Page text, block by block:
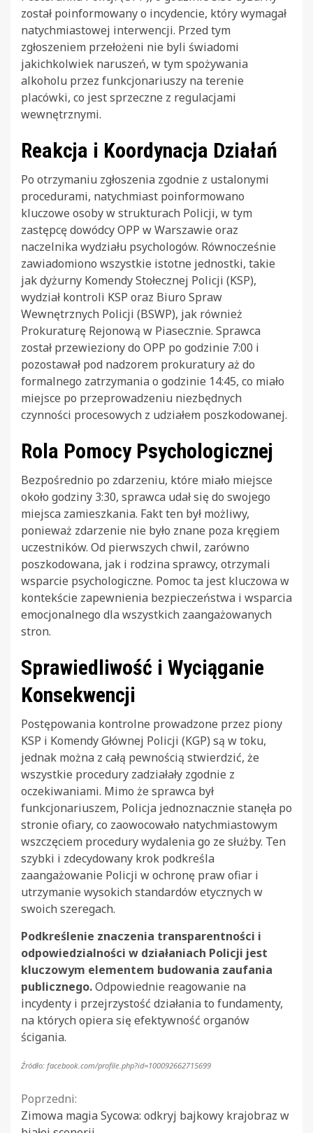
został poinformowany o incydencie, który wymagał
natychmiastowej interwencji. Przed tym
zgłoszeniem przełożeni nie byli świadomi
jakichkolwiek naruszeń, w tym spożywania
alkoholu przez funkcjonariuszy na terenie
placówki, co jest sprzeczne z regulacjami
wewnętrznymi.
Reakcja i Koordynacja Działań
Po otrzymaniu zgłoszenia zgodnie z ustalonymi
procedurami, natychmiast poinformowano
kluczowe osoby w strukturach Policji, w tym
zastępcę dowódcy OPP w Warszawie oraz
naczelnika wydziału psychologów. Równocześnie
zawiadomiono wszystkie istotne jednostki, takie
jak dyżurny Komendy Stołecznej Policji (KSP),
wydział kontroli KSP oraz Biuro Spraw
Wewnętrznych Policji (BSWP), jak również
Prokuraturę Rejonową w Piasecznie. Sprawca
został przewieziony do OPP po godzinie 7:00 i
pozostawał pod nadzorem prokuratury aż do
formalnego zatrzymania o godzinie 14:45, co miało
miejsce po przeprowadzeniu niezbędnych
czynności procesowych z udziałem poszkodowanej.
Rola Pomocy Psychologicznej
Bezpośrednio po zdarzeniu, które miało miejsce
około godziny 3:30, sprawca udał się do swojego
miejsca zamieszkania. Fakt ten był możliwy,
ponieważ zdarzenie nie było znane poza kręgiem
uczestników. Od pierwszych chwil, zarówno
poszkodowana, jak i rodzina sprawcy, otrzymali
wsparcie psychologiczne. Pomoc ta jest kluczowa w
kontekście zapewnienia bezpieczeństwa i wsparcia
emocjonalnego dla wszystkich zaangażowanych
stron.
Sprawiedliwość i Wyciąganie
Konsekwencji
Postępowania kontrolne prowadzone przez piony
KSP i Komendy Głównej Policji (KGP) są w toku,
jednak można z całą pewnością stwierdzić, że
wszystkie procedury zadziałały zgodnie z
oczekiwaniami. Mimo że sprawca był
funkcjonariuszem, Policja jednoznacznie stanęła po
stronie ofiary, co zaowocowało natychmiastowym
wszczęciem procedury wydalenia go ze służby. Ten
szybki i zdecydowany krok podkreśla
zaangażowanie Policji w ochronę praw ofiar i
utrzymanie wysokich standardów etycznych w
swoich szeregach.
Podkreślenie znaczenia transparentności i
odpowiedzialności w działaniach Policji jest
kluczowym elementem budowania zaufania
publicznego.Odpowiednie reagowanie na
incydenty i przejrzystość działania to fundamenty,
na których opiera się efektywność organów
ścigania.
Źródło: facebook.com/profile.php?id=100092662715699
Continue
Poprzedni:
Zimowa magia Sycowa: odkryj bajkowy krajobraz w